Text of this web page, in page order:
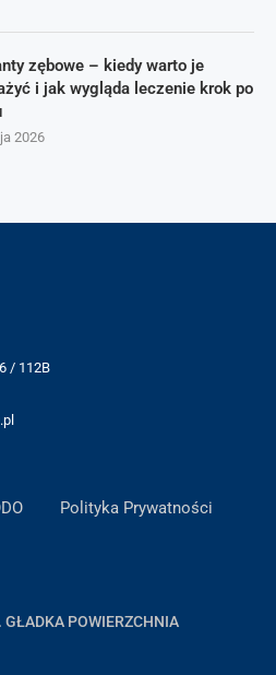
zębowe – kiedy warto je
i jak wygląda leczenie krok po
2026
/ 112B
Polityka Prywatności
GŁADKA POWIERZCHNIA